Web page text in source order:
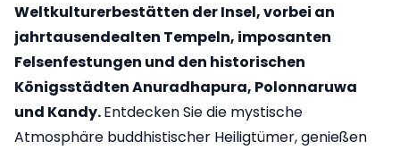
Weltkulturerbestätten der Insel, vorbei an
jahrtausendealten Tempeln, imposanten
Felsenfestungen und den historischen
Königsstädten Anuradhapura, Polonnaruwa
und Kandy.Entdecken Sie die mystische
Atmosphäre buddhistischer Heiligtümer, genießen